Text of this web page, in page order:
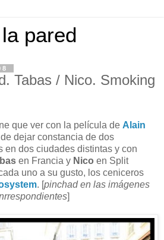
pared
Tabas / Nico. Smoking
que ver con la película de Alain
dejar constancia de dos
en dos ciudades distintas y con
en Francia y Nico en Split
uno a su gusto, los ceniceros
. [pinchad en las imágenes
]